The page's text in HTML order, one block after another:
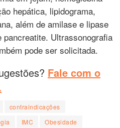
hepática, lipidograma,
além de amilase e lipase
Ultrassonografia
pode ser solicitada.
Fale com o
contraindicações
IMC
Obesidade